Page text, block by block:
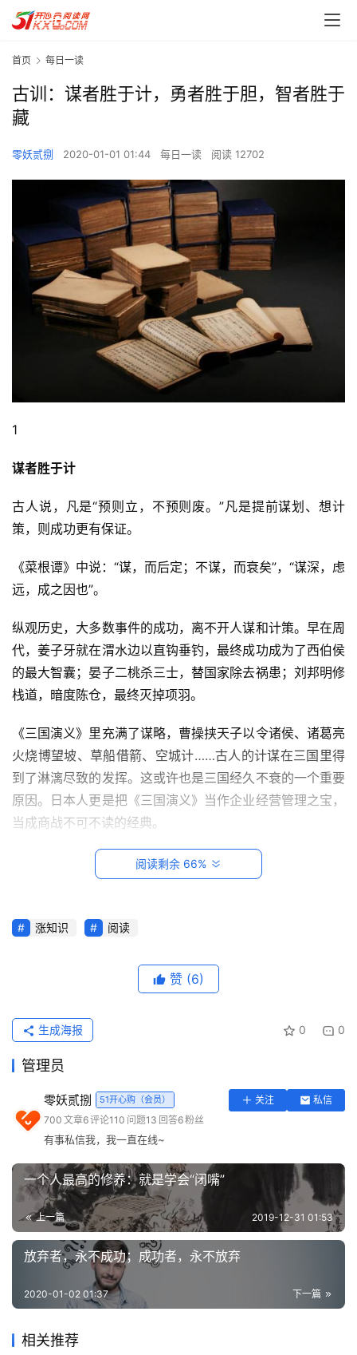
首
一
用
工
问
答
专
区
常
网
登录 注册
首页 每日一读
古训：谋者胜于计，勇者胜于胆，智者胜于
藏
零妖贰捌 2020-01-01 01:44 每日一读 阅读 12702
1
谋者胜于计
古人说，凡是“预则立，不预则废。”凡是提前谋划、想计
策，则成功更有保证。
《菜根谭》中说：“谋，而后定；不谋，而衰矣”，“谋深，虑
远，成之因也”。
纵观历史，大多数事件的成功，离不开人谋和计策。早在周
代，姜子牙就在渭水边以直钩垂钓，最终成功成为了西伯侯
的最大智囊；晏子二桃杀三士，替国家除去祸患；刘邦明修
栈道，暗度陈仓，最终灭掉项羽。
《三国演义》里充满了谋略，曹操挟天子以令诸侯、诸葛亮
火烧博望坡、草船借箭、空城计……古人的计谋在三国里得
到了淋漓尽致的发挥。这或许也是三国经久不衰的一个重要
原因。日本人更是把《三国演义》当作企业经营管理之宝，
当成商战不可不读的经典。
古人说，谋定而后动，知止而有得。有了计划和计策，然后
才开始行动，更容易成功。但有时候成功不知看人谋，更要
关算尽太聪明，反误了卿卿性命。”所以，善谋固然重要，
但更要知道停止、满足，才能保身。
2
勇者胜于胆
孔子说：“勇者无惧”。
有勇气的人，都要有胆魄。《三国演义》中，刘备称赞赵云
“一身是胆。”所以赵云才能长坂坡七进七出，救出阿斗。
《亮剑》中，李云龙给我们最大的启发就是亮剑精神，就是
敢于亮剑的勇气和胆魄。这是一个民族所必须长存的宝贵财
富。
当然，勇，并非单指外在的冲锋陷阵。苏轼说，天下有大勇
者，卒然临之而不惊，无故加之而不怒。
鲁迅说：“真正的勇士敢于直面惨淡的人生。”真正的勇者，
阅读剩余 66%
涨知识 阅读
赞 (6)
0 0
生成海报
管理员
零妖贰捌 51开心购（会员） 关注
私信
700 文章6评论110 问题13 回答6粉丝
有事私信我，我一直在线~
一个人最高的修养：就是学会“闭嘴”
上一篇 2019-12-31 01:53
放弃者，永不成功；成功者，永不放弃
下一篇
2020-01-02 01:37
相关推荐